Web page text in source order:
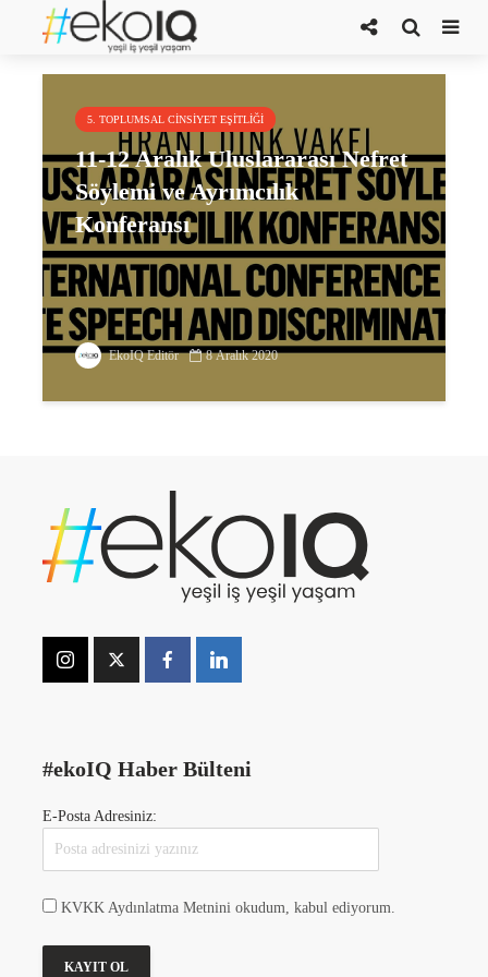
Hrant Dink Vakfı
5. TOPLUMSAL CINSIYET EŞITLIĞI
11-12 Aralık Uluslararası Nefret
Söylemi ve Ayrımcılık
Konferansı
EkoIQ Editör 8 Aralık 2020
#ekoIQ Haber Bülteni
E-Posta Adresiniz:
KVKK Aydınlatma Metnini okudum, kabul ediyorum.